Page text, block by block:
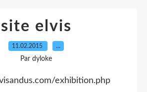
site elvis
11.02.2015 …
Par dyloke
exhibition.php